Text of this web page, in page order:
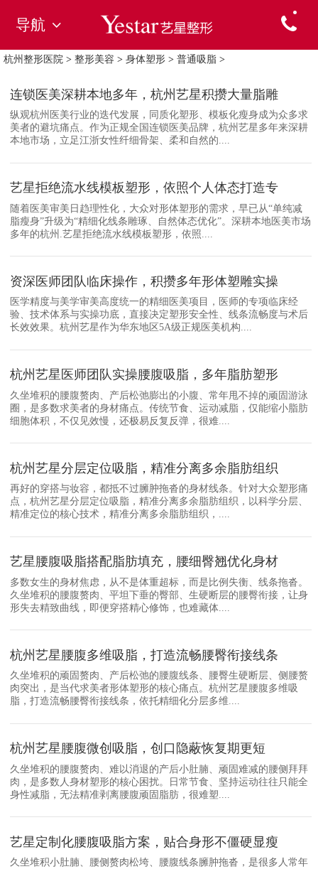
导航
杭州整形医院 > 整形美容 > 身体塑形 > 普通吸脂 >
连锁医美深耕本地多年，杭州艺星积攒大量脂雕
纵观杭州医美行业的迭代发展，同质化塑形、模板化瘦身成为众多求
美者的避坑痛点。作为正规全国连锁医美品牌，杭州艺星多年来深耕
本地市场，立足江浙女性纤细骨架、柔和自然的....
艺星拒绝流水线模板塑形，依照个人体态打造专
随着医美审美日趋理性化，大众对形体塑形的需求，早已从“单纯减
脂瘦身”升级为“精细化线条雕琢、自然体态优化”。深耕本地医美市场
多年的杭州.艺星拒绝流水线模板塑形，依照....
资深医师团队临床操作，积攒多年形体塑雕实操
医学精度与美学审美高度统一的精细医美项目，医师的专项临床经
验、技术体系与实操功底，直接决定塑形安全性、线条流畅度与术后
长效效果。杭州艺星作为华东地区5A级正规医美机构....
杭州艺星医师团队实操腰腹吸脂，多年脂肪塑形
久坐堆积的腰腹赘肉、产后松弛膨出的小腹、常年甩不掉的顽固游泳
圈，是多数求美者的身材痛点。传统节食、运动减脂，仅能缩小脂肪
细胞体积，不仅见效慢，还极易反复反弹，很难....
杭州艺星分层定位吸脂，精准分离多余脂肪组织
再好的穿搭与妆容，都抵不过臃肿拖沓的身材线条。针对大众塑形痛
点，杭州艺星分层定位吸脂，精准分离多余脂肪组织，以科学分层、
精准定位的核心技术，精准分离多余脂肪组织，....
艺星腰腹吸脂搭配脂肪填充，腰细臀翘优化身材
多数女生的身材焦虑，从不是体重超标，而是比例失衡、线条拖沓。
久坐堆积的腰腹赘肉、平坦下垂的臀部、生硬断层的腰臀衔接，让身
形失去精致曲线，即便穿搭精心修饰，也难藏体....
杭州艺星腰腹多维吸脂，打造流畅腰臀衔接线条
久坐堆积的顽固赘肉、产后松弛的腰腹线条、腰臀生硬断层、侧腰赘
肉突出，是当代求美者形体塑形的核心痛点。杭州艺星腰腹多维吸
脂，打造流畅腰臀衔接线条，依托精细化分层多维....
杭州艺星腰腹微创吸脂，创口隐蔽恢复期更短
久坐堆积的腰腹赘肉、难以消退的产后小肚腩、顽固难减的腰侧拜拜
肉，是多数人身材塑形的核心困扰。日常节食、坚持运动往往只能全
身性减脂，无法精准剥离腰腹顽固脂肪，很难塑....
艺星定制化腰腹吸脂方案，贴合身形不僵硬显瘦
久坐堆积小肚腩、腰侧赘肉松垮、腰腹线条臃肿拖沓，是很多人常年